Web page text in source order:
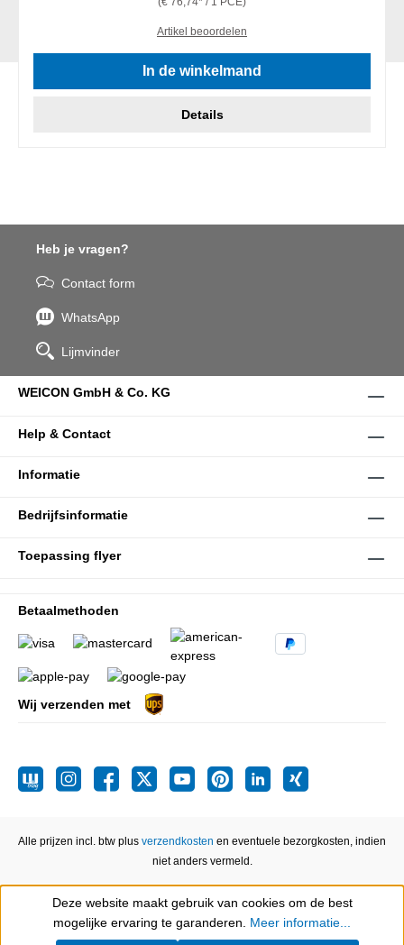
Artikel beoordelen
In de winkelmand
Details
Heb je vragen?
Contact form
WhatsApp
Lijmvinder
WEICON GmbH & Co. KG
Help & Contact
Informatie
Bedrijfsinformatie
Toepassing flyer
Betaalmethoden
Wij verzenden met
Alle prijzen incl. btw plus verzendkosten en eventuele bezorgkosten, indien
niet anders vermeld.
Show toolbar
Deze website maakt gebruik van cookies om de best
mogelijke ervaring te garanderen. Meer informatie...